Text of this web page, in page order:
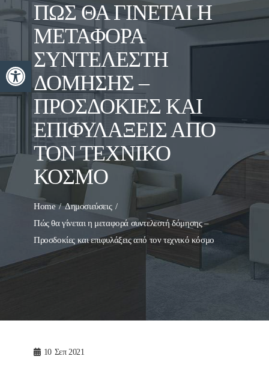
Ανοίξτε τη γραμμή εργαλείων
ΠΏΣ ΘΑ ΓΊΝΕΤΑΙ Η
ΜΕΤΑΦΟΡΆ
ΣΥΝΤΕΛΕΣΤΉ
ΔΌΜΗΣΗΣ –
ΠΡΟΣΔΟΚΊΕΣ ΚΑΙ
ΕΠΙΦΥΛΆΞΕΙΣ ΑΠΌ
ΤΟΝ ΤΕΧΝΙΚΌ
ΚΌΣΜΟ
Home
Δημοσιεύσεις
Πώς θα γίνεται η μεταφορά συντελεστή δόμησης –
Προσδοκίες και επιφυλάξεις από τον τεχνικό κόσμο
10 Σεπ 2021